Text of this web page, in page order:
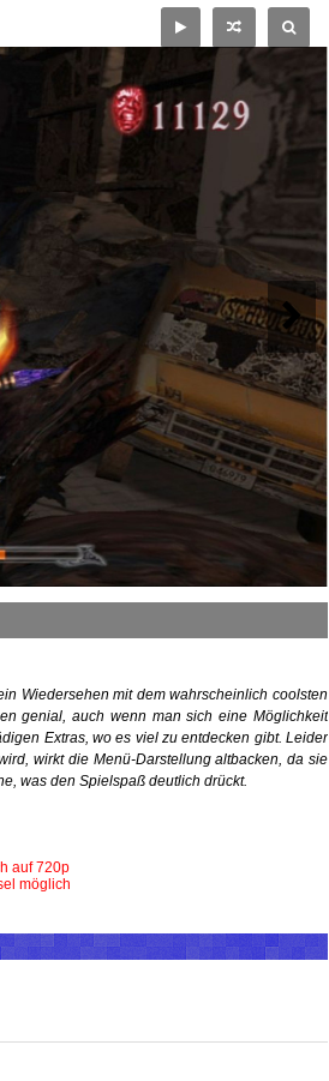
Wiedersehen mit dem wahrscheinlich coolsten
genial, auch wenn man sich eine Möglichkeit
Extras, wo es viel zu entdecken gibt. Leider
wirkt die Menü-Darstellung altbacken, da sie
was den Spielspaß deutlich drückt.
auf 720p
möglich